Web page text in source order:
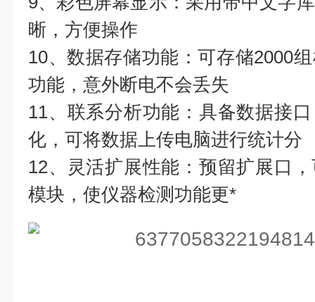
晰，方便操作
10、数据存储功能：可存储2000
功能，意外断电不会丢失
11、联系分析功能：具备数据接
化，可将数据上传电脑进行统计分
12、灵活扩展性能：预留扩展口
模块，使仪器检测功能更*